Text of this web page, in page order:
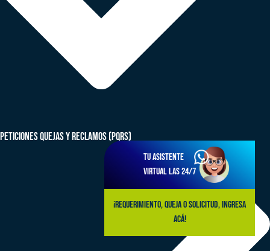
Tu asistente
virtual las 24/7
¡Requerimiento, queja o solicitud, ingresa
acá!
peticiones quejas y reclamos (PQRS)